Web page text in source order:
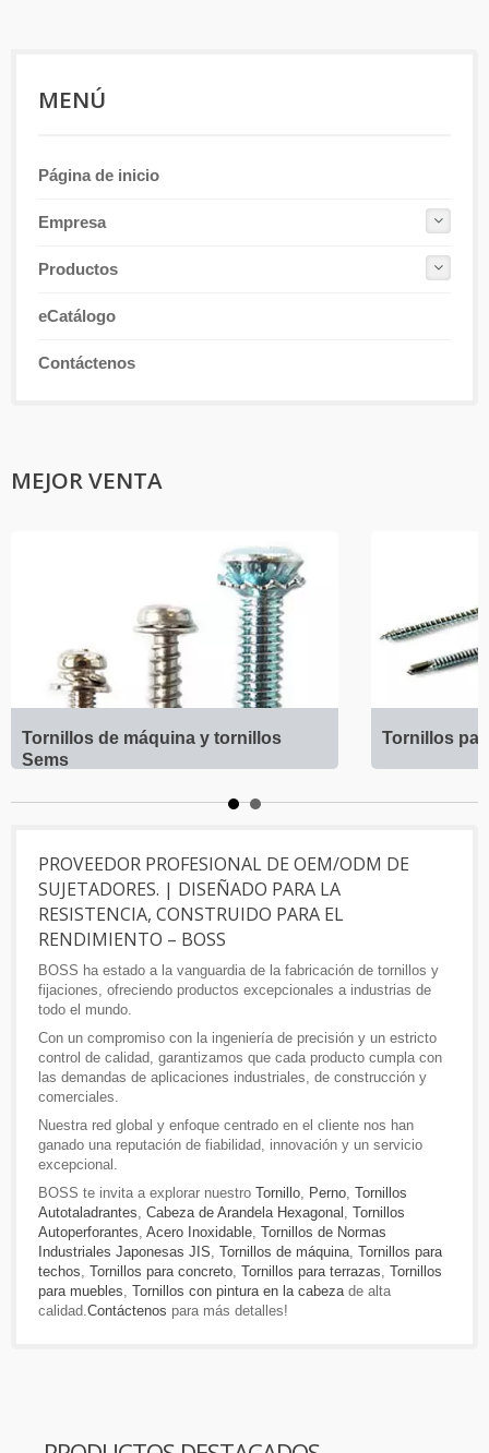
MENÚ
Página de inicio
Empresa
Productos
eCatálogo
Contáctenos
MEJOR VENTA
Tornillos de máquina y tornillos
Sems
Tornillos
PROVEEDOR PROFESIONAL DE OEM/ODM DE
SUJETADORES. | DISEÑADO PARA LA
RESISTENCIA, CONSTRUIDO PARA EL
RENDIMIENTO – BOSS
BOSS ha estado a la vanguardia de la fabricación de tornillos y
fijaciones, ofreciendo productos excepcionales a industrias de
todo el mundo.
Con un compromiso con la ingeniería de precisión y un estricto
control de calidad, garantizamos que cada producto cumpla con
las demandas de aplicaciones industriales, de construcción y
comerciales.
Nuestra red global y enfoque centrado en el cliente nos han
ganado una reputación de fiabilidad, innovación y un servicio
excepcional.
BOSS te invita a explorar nuestro Tornillo Perno Tornillos
Autotaladrantes Cabeza de Arandela Hexagonal
Tornillos
Autoperforantes Acero Inoxidable Tornillos de Normas
Industriales Japonesas JIS Tornillos de máquina Tornillos para
techos Tornillos para concreto Tornillos para terrazas Tornillos
para muebles Tornillos con pintura en la cabeza de alta
calidad. Contáctenos para más detalles!